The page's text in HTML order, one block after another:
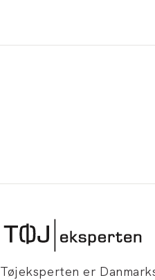
Tøjeksperten er